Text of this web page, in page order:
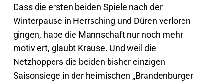
Dass die ersten beiden Spiele nach der
Winterpause in Herrsching und Düren verloren
gingen, habe die Mannschaft nur noch mehr
motiviert, glaubt Krause. Und weil die
Netzhoppers die beiden bisher einzigen
Saisonsiege in der heimischen „Brandenburger